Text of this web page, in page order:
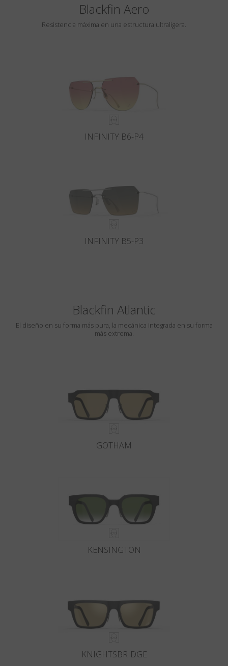
Blackfin Aero
Resistencia máxima en una estructura ultraligera.
INFINITY B6-P4
INFINITY B5-P3
Blackfin Atlantic
El diseño en su forma más pura, la mecánica integrada en su forma
más extrema.
GOTHAM
KENSINGTON
KNIGHTSBRIDGE